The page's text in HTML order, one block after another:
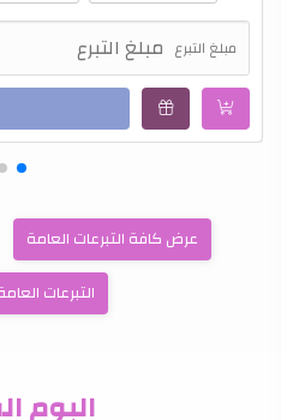
مبلغ التبرع
عرض كافة التبرعات العامة
التبرعات
البوم